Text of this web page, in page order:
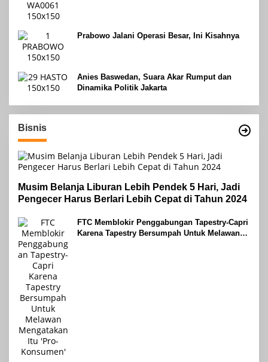
Prabowo Jalani Operasi Besar, Ini Kisahnya
Anies Baswedan, Suara Akar Rumput dan
Dinamika Politik Jakarta
Bisnis
Musim Belanja Liburan Lebih Pendek 5 Hari, Jadi
Pengecer Harus Berlari Lebih Cepat di Tahun 2024
FTC Memblokir Penggabungan Tapestry-Capri
Karena Tapestry Bersumpah Untuk Melawan